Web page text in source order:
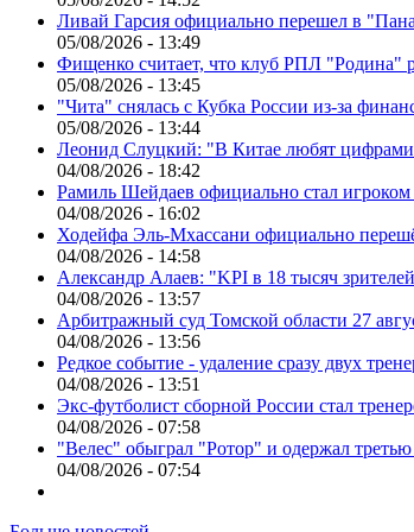
Ливай Гарсия официально перешел в
05/08/2026 - 13:49
Фищенко считает, что клуб РПЛ "Родина"
05/08/2026 - 13:45
"Чита" снялась с Кубка России из-за
05/08/2026 - 13:44
Леонид Слуцкий: "В Китае любят цифрами:
04/08/2026 - 18:42
Рамиль Шейдаев официально стал
04/08/2026 - 16:02
Ходейфа Эль-Мхассани официально
04/08/2026 - 14:58
Александр Алаев: "KPI в 18 тысяч
04/08/2026 - 13:57
Арбитражный суд Томской области 27
04/08/2026 - 13:56
Редкое событие - удаление сразу двух
04/08/2026 - 13:51
Экс-футболист сборной России стал
04/08/2026 - 07:58
"Велес" обыграл "Ротор" и одержал
04/08/2026 - 07:54